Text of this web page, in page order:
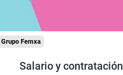
Grupo Femxa
Salario y contratación